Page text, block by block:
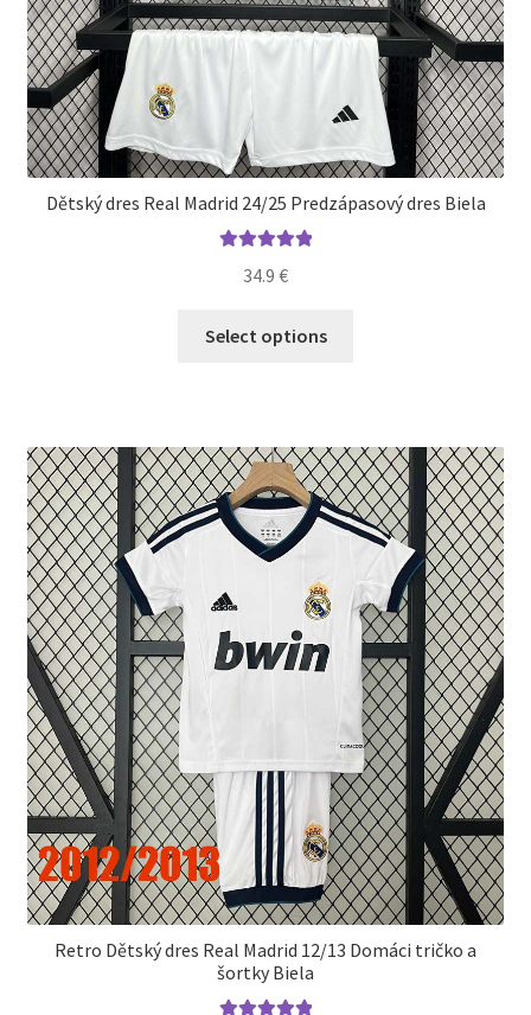
Dětský dres Real Madrid 24/25 Predzápasový dres Biela
34.9 €
Select options
Možnosti
si
môžete
vybrať
na
stránke
produktu.
Retro Dětský dres Real Madrid 12/13 Domáci tričko a
šortky Biela